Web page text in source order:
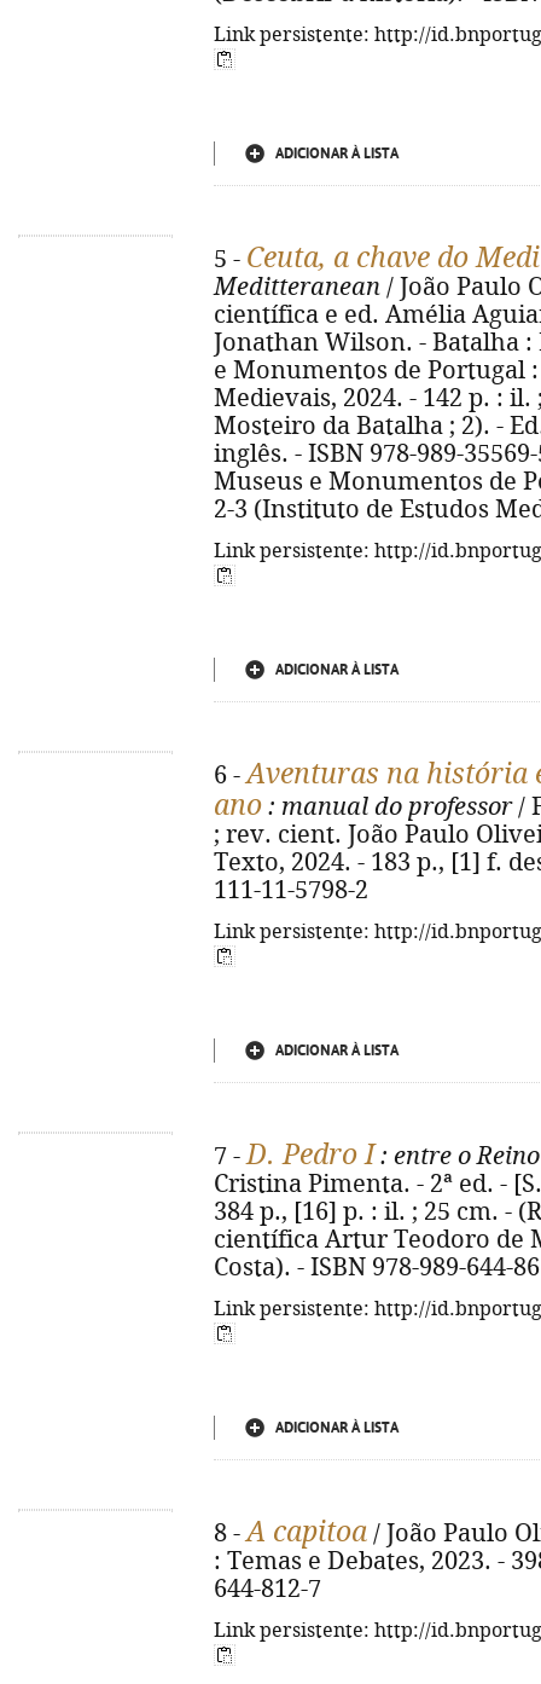
Link persistente: http://
ADICIONAR À LISTA
5 - Ceuta, a chave do
Meditteranean / João Paulo
científica e ed. Amélia
Jonathan Wilson. - Batalha
e Monumentos de Portugal
Medievais, 2024. - 142 p. :
Mosteiro da Batalha ; 2). -
inglês. - ISBN 978-989-
Museus e Monumentos de
2-3 (Instituto de Estudos
Link persistente: http://
ADICIONAR À LISTA
6 -Aventuras na história
ano : manual do professor/
; rev. cient. João Paulo
Texto, 2024. - 183 p., [1] f.
111-11-5798-2
Link persistente: http://
ADICIONAR À LISTA
7 -D. Pedro I : entre o
Cristina Pimenta. - 2ª ed. -
384 p., [16] p. : il. ; 25 cm. -
científica Artur Teodoro de
Costa). - ISBN 978-989-644-
Link persistente: http://
ADICIONAR À LISTA
8 -A capitoa / João Paulo
: Temas e Debates, 2023. -
644-812-7
Link persistente: http://